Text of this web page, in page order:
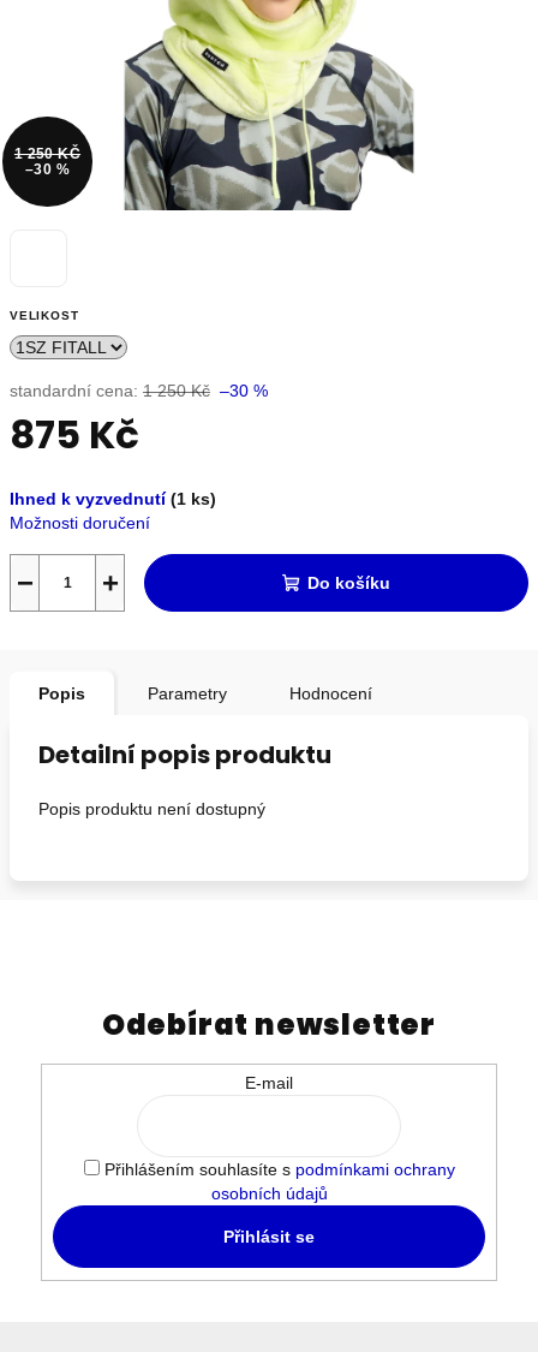
OUTLET
Měna
(CZK)
Nevíte
si
rady?
Poradíme
výběrem.
+420739230026
info@store13.cz
VELIKOST
standardní cena: 1 250 Kč –30 %
875 Kč
cena:
Ihned k vyzvednutí(1 ks)
Možnosti doručení
+
− Do košíku
1 250 KČ
–30 %
Popis Parametry Hodnocení
Detailní popis produktu
Popis produktu není dostupný
Odebírat newsletter
E-mail
Přihlášením souhlasíte s podmínkami ochrany
osobních údajů
Přihlásit se